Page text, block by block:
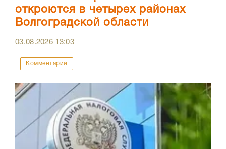
откроются в четырех районах
Волгоградской области
03.08.2026 13:03
Комментарии